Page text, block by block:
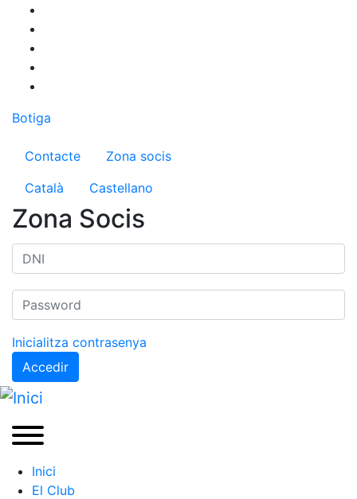
contingut
Botiga
Menú del compte d'usuari
Contacte
Zona socis
Català
Castellano
Zona Socis
Inicialitza contrasenya
Accedir
Inici
El Club